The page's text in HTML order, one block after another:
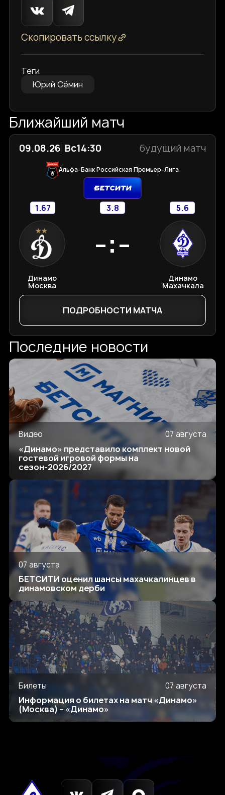
Скопировать ссылку
Теги
Юрий Сёмин
Ближайший матч
09.08.26 Вс14:30 будущий матч
Альфа-Банк Российская Премьер-Лига
1.67 3.8 5.6
Динамо
Москва
-:-
Динамо
Махачкала
ПОДРОБНОСТИ МАТЧА
Последние новости
Видео 07 августа
«Динамо» представило комплект новой
гостевой игровой формы на
сезон-2026/2027
07 августа
БЕТСИТИ оценил шансы махачкалинцев в
динамовском дерби
Билеты 07 августа
Информация о билетах на матч «Динамо»
(Москва) – «Динамо»